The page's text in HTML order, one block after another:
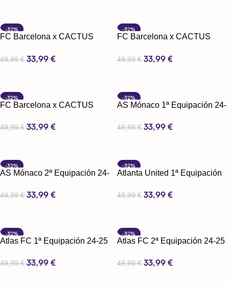
-32%
FC Barcelona x CACTUS
Travis Scott )
49,99€ 33,99 €
-32%
FC Barcelona x CACTUS
Travis Scott )
49,99€ 33,99 €
-32%
FC Barcelona x CACTUS
Travis Scott )
49,99€ 33,99 €
-32%
AS Mónaco 1ª Equipación 24-
49,99€ 33,99 €
-32%
AS Mónaco 2ª Equipación 24-
49,99€ 33,99 €
-32%
Atlanta United 1ª Equipación
49,99€ 33,99 €
-32%
Atlas FC 1ª Equipación 24-25
49,99€ 33,99 €
-32%
Atlas FC 2ª Equipación 24-25
49,99€ 33,99 €